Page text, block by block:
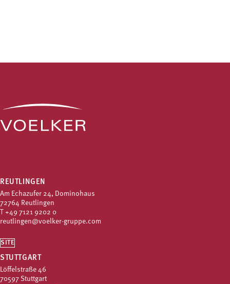
REUTLINGEN
Am Echazufer 24, Dominohaus
72764 Reutlingen
T +49 7121 9202 0
reutlingen@voelker-gruppe.com
SITE
STUTTGART
Löffelstraße 46
70597 Stuttgart